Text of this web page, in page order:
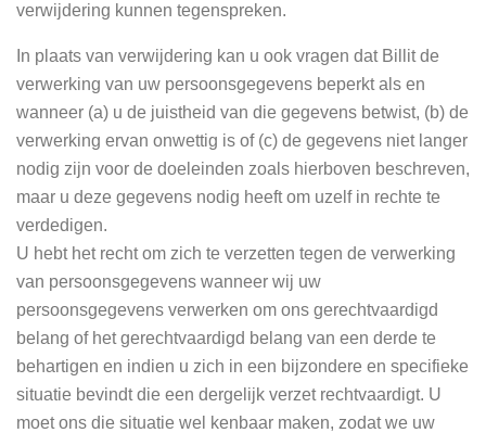
verwijdering kunnen tegenspreken.
In plaats van verwijdering kan u ook vragen dat Billit de
verwerking van uw persoonsgegevens beperkt als en
wanneer (a) u de juistheid van die gegevens betwist, (b) de
verwerking ervan onwettig is of (c) de gegevens niet langer
nodig zijn voor de doeleinden zoals hierboven beschreven,
maar u deze gegevens nodig heeft om uzelf in rechte te
verdedigen.
U hebt het recht om zich te verzetten tegen de verwerking
van persoonsgegevens wanneer wij uw
persoonsgegevens verwerken om ons gerechtvaardigd
belang of het gerechtvaardigd belang van een derde te
behartigen en indien u zich in een bijzondere en specifieke
situatie bevindt die een dergelijk verzet rechtvaardigt. U
moet ons die situatie wel kenbaar maken, zodat we uw